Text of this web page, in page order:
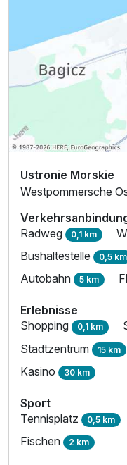
Ausstattung
Für 4 Tage
Ustronie Morskie
Westpommersche
Radweg 0,1 km
Bushaltestelle 0,5 km
Autobahn 5 km
Erlebnisse
Shopping 0,1 km
Stadtzentrum 15 km
Kasino 30 km
Sport
Tennisplatz 0,5 km
Fischen 2 km